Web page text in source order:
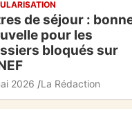
s
A
p
p
gr
a
m
g
er
de séjour :
pour les
bloqués sur
2026 La Rédaction